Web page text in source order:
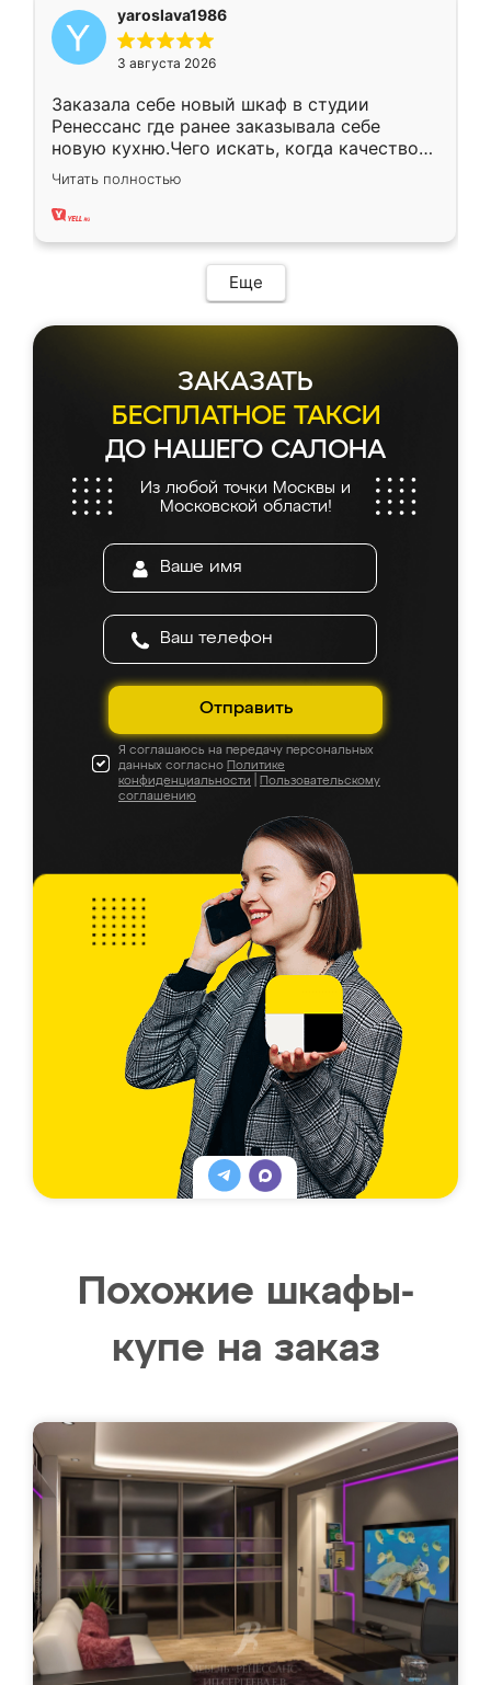
yaroslava1986
3 августа 2026
Заказала себе новый шкаф в студии
Ренессанс где ранее заказывала себе
новую кухню.Чего искать, когда качеством
вполне довольна. Служит кухня уже почти
два года, нареканий нет.
Читать полностью
Еще
ЗАКАЗАТЬ
БЕСПЛАТНОЕ ТАКСИ
ДО НАШЕГО САЛОНА
Из любой точки Москвы и
Московской области!
Отправить
Я соглашаюсь на передачу персональных
данных согласно Политике
конфиденциальности
Пользовательскому
соглашению
Похожие шкафы-
купе на заказ